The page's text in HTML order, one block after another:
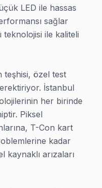
geneli 37 ilçe, 894+
Arıza
genellikle en kötü
kadar çözüm
yaygın parça
LED ile hassas
sağlar
teknolojisi ile kaliteli
teşhisi, özel test
İstanbul
her birinde
Piksel
T-Con kart
kadar
arızaları